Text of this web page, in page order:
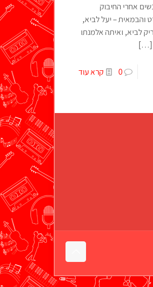
נשים אחרי החיבוק
והבמאית – יעל לביא,
לביא, ואיתה אלמנתו
[…]
0 קרא עוד